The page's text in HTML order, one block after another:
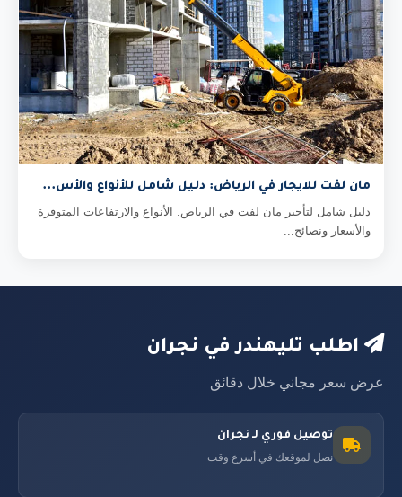
مان لفت للايجار في الرياض: دليل شامل للأنواع والأس...
دليل شامل لتأجير مان لفت في الرياض. الأنواع والارتفاعات المتوفرة
والأسعار ونصائح...
اطلب تليهندر في نجران
عرض سعر مجاني خلال دقائق
توصيل فوري لـ نجران
نصل لموقعك في أسرع وقت